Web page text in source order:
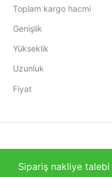
Toplam kargo hacmi
Genişlik
Yükseklik
Uzunluk
Fiyat
Sipariş nakliye talebi